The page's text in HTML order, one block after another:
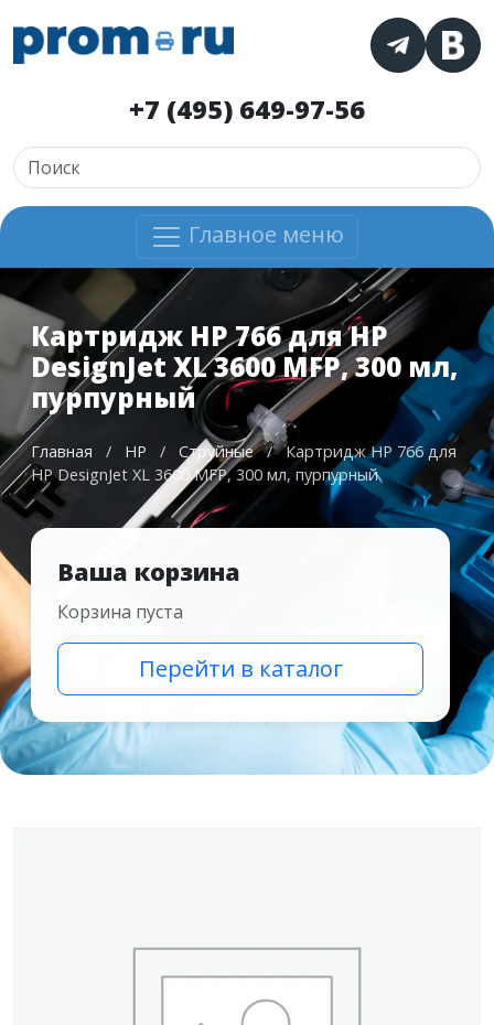
+7 (495) 649-97-56
Главное меню
Картридж HP 766 для HP
DesignJet XL 3600 MFP, 300 мл,
пурпурный
Главная / HP / Струйные /
Картридж HP 766 для
HP DesignJet XL 3600 MFP, 300 мл, пурпурный
Ваша корзина
Корзина пуста
Перейти в каталог